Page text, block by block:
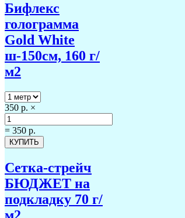
Бифлекс
голограмма
Gold White
ш-150см, 160 г/
м2
350 р. ×
= 350 р.
Сетка-стрейч
БЮДЖЕТ на
подкладку 70 г/